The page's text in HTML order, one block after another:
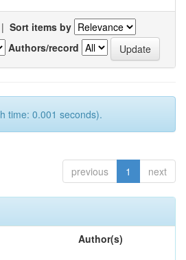
| Sort items by
Authors/record
time: 0.001 seconds).
previous 1 next
Author(s)